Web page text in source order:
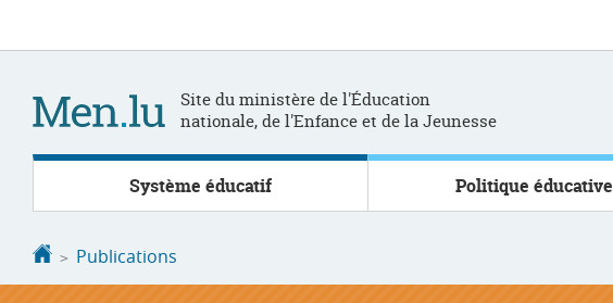
Site du ministère de l'Éducation
nationale, de l'Enfance et de la Jeunesse
Système éducatif Politique éducative
Accueil
Publications